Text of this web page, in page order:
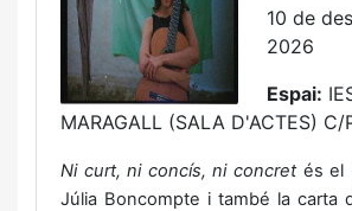
10 de
2026
Espai:
MARAGALL (SALA D'ACTES)
Ni curt, ni concís, ni concretés el
Júlia Boncompte i també la carta